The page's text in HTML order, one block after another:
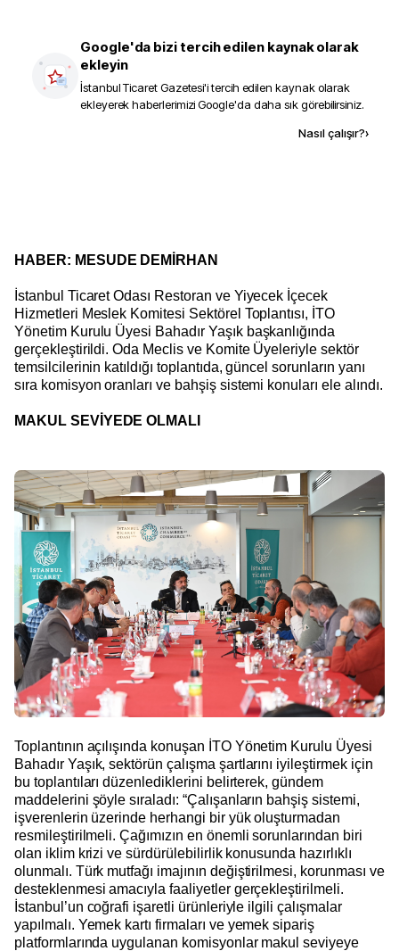
Google'da bizi tercih edilen kaynak olarak
ekleyin
İstanbul Ticaret Gazetesi'i tercih edilen kaynak olarak
ekleyerek haberlerimizi Google'da daha sık görebilirsiniz.
Nasıl çalışır?›
HABER: MESUDE DEMİRHAN
İstanbul Ticaret Odası Restoran ve Yiyecek İçecek
Hizmetleri Meslek Komitesi Sektörel Toplantısı, İTO
Yönetim Kurulu Üyesi Bahadır Yaşık başkanlığında
gerçekleştirildi. Oda Meclis ve Komite Üyeleriyle sektör
temsilcilerinin katıldığı toplantıda, güncel sorunların yanı
sıra komisyon oranları ve bahşiş sistemi konuları ele alındı.
MAKUL SEVİYEDE OLMALI
Toplantının açılışında konuşan İTO Yönetim Kurulu Üyesi
Bahadır Yaşık, sektörün çalışma şartlarını iyileştirmek için
bu toplantıları düzenlediklerini belirterek, gündem
maddelerini şöyle sıraladı: “Çalışanların bahşiş sistemi,
işverenlerin üzerinde herhangi bir yük oluşturmadan
resmileştirilmeli. Çağımızın en önemli sorunlarından biri
olan iklim krizi ve sürdürülebilirlik konusunda hazırlıklı
olunmalı. Türk mutfağı imajının değiştirilmesi, korunması ve
desteklenmesi amacıyla faaliyetler gerçekleştirilmeli.
İstanbul’un coğrafi işaretli ürünleriyle ilgili çalışmalar
yapılmalı. Yemek kartı firmaları ve yemek sipariş
platformlarında uygulanan komisyonlar makul seviyeye